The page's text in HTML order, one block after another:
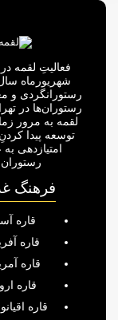
رستورانگردی و
رستوران‌ها در
لقمه به مرور
توسعه پیدا
امتیازدهی
فرهنگ
قاره
قاره
قاره
قاره
قاره